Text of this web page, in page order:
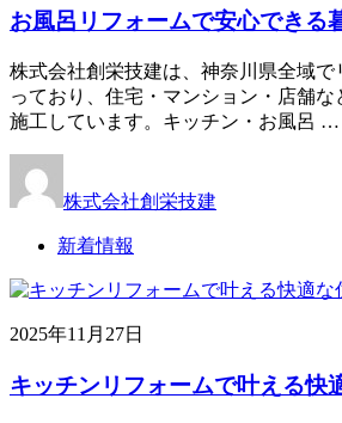
お風呂リフォームで安心できる
株式会社創栄技建は、神奈川県全域で
っており、住宅・マンション・店舗な
施工しています。キッチン・お風呂 …
株式会社創栄技建
新着情報
2025年11月27日
キッチンリフォームで叶える快